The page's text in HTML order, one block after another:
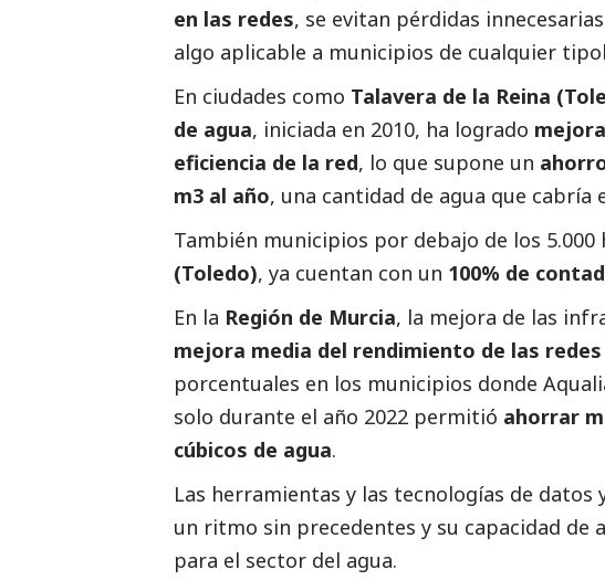
en las redes, se evitan pérdidas
algo aplicable a municipios de cualquier
En ciudades como Talavera de la Reina
de agua, iniciada en 2010, ha logrado
eficiencia de la red, lo que supone un
m3 al año, una cantidad de agua que cabría
También municipios por debajo de los
(Toledo), ya cuentan con un 100% de
En la Región de Murcia, la mejora de las
mejora media del rendimiento de las
porcentuales en los municipios donde
solo durante el año 2022 permitió ahorrar
cúbicos de agua.
Las herramientas y las tecnologías de
un ritmo sin precedentes y su capacidad de
para el sector del agua.